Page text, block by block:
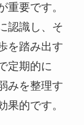
重要です。
認識し、そ
を踏み出す
定期的に
みを整理す
果的です。